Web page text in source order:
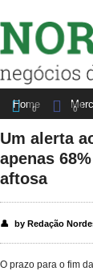
 0  0
Fale conosco
Home
Um alerta
apenas
aftosa
👤 by Redação
O prazo para o fim